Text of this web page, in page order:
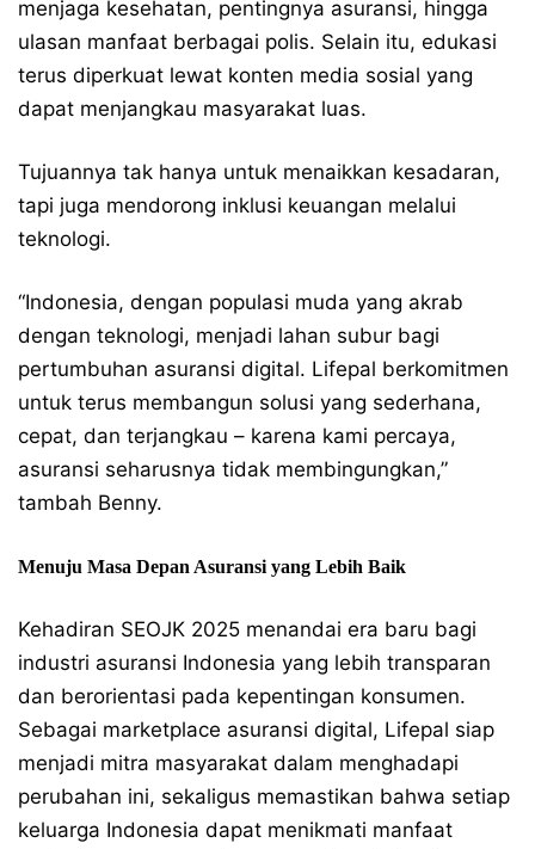
menjaga kesehatan, pentingnya asuransi, hingga
ulasan manfaat berbagai polis. Selain itu, edukasi
terus diperkuat lewat konten media sosial yang
dapat menjangkau masyarakat luas.
Tujuannya tak hanya untuk menaikkan kesadaran,
tapi juga mendorong inklusi keuangan melalui
teknologi.
“Indonesia, dengan populasi muda yang akrab
dengan teknologi, menjadi lahan subur bagi
pertumbuhan asuransi digital. Lifepal berkomitmen
untuk terus membangun solusi yang sederhana,
cepat, dan terjangkau – karena kami percaya,
asuransi seharusnya tidak membingungkan,”
tambah Benny.
Menuju Masa Depan Asuransi yang Lebih Baik
Kehadiran SEOJK 2025 menandai era baru bagi
industri asuransi Indonesia yang lebih transparan
dan berorientasi pada kepentingan konsumen.
Sebagai marketplace asuransi digital, Lifepal siap
menjadi mitra masyarakat dalam menghadapi
perubahan ini, sekaligus memastikan bahwa setiap
keluarga Indonesia dapat menikmati manfaat